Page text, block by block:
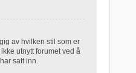
av hvilken stil som er
utnytt forumet ved å
satt inn.